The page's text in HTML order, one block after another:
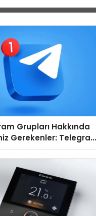
Grupları Hakkında
Gerekenler:
Topluluk Seçimini